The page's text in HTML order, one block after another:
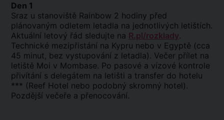
Den 1
Sraz u stanoviště Rainbow 2 hodiny před
plánovaným odletem letadla na jednotlivých letištích.
Aktuální letový řád sledujte na R.pl/rozklady.
Technické mezipřistání na Kypru nebo v Egyptě (cca
45 minut, bez vystupování z letadla). Večer přílet na
letiště Moi v Mombase. Po pasové a vízové kontrole
přivítání s delegátem na letišti a transfer do hotelu
*** (Reef Hotel nebo podobný skromný hotel).
Pozdější večeře a přenocování.